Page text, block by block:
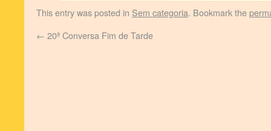
This entry was posted in Sem categoria. Bookmark the
← 20ª Conversa Fim de Tarde